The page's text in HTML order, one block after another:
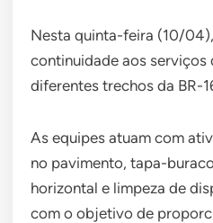
Nesta quinta-feira (10/
continuidade aos serviços
diferentes trechos da BR-
As equipes atuam com
no pavimento, tapa-
horizontal e limpeza de
com o objetivo de